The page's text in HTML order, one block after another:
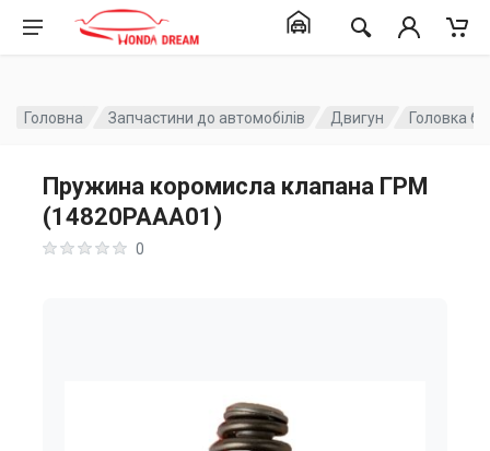
Головна Запчастини до автомобілів Двигун Головка
Пружина коромисла клапана ГРМ
(14820PAAA01)
0